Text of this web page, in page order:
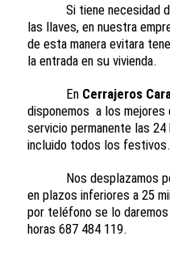
Si tiene necesidad de
las llaves, en nuestra
de esta manera evitara
la entrada en su vivienda.
En Cerrajeros
disponemos a los mejores
servicio permanente las
incluido todos los festivos.
Nos desplazamos por
en plazos inferiores a 25
por teléfono se lo
horas 687 484 119.